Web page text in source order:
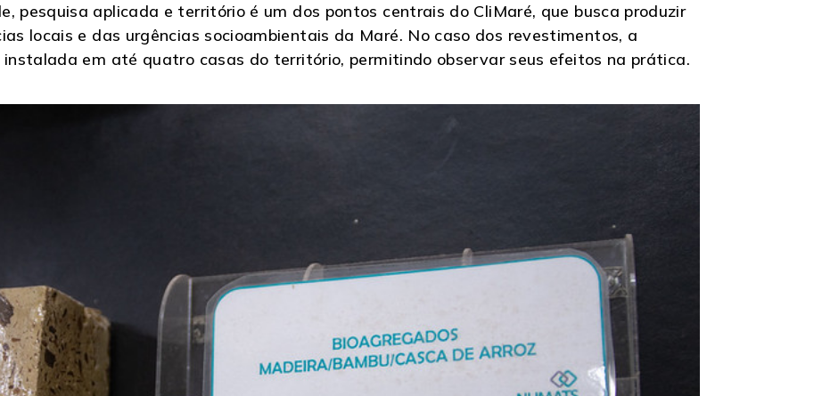
pesquisa aplicada e território é um dos pontos centrais do CliMaré, que busca produzir
locais e das urgências socioambientais da Maré. No caso dos revestimentos, a
em até quatro casas do território, permitindo observar seus efeitos na prática.